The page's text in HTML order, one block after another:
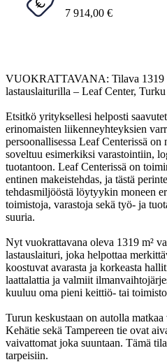
7 914,00 €
VUOKRATTAVANA: Tilava 1319
lastauslaiturilla – Leaf Center, Turku
Etsitkö yrityksellesi helposti
erinomaisten liikenneyhteyksien
persoonallisessa Leaf Centerissä
soveltuu esimerkiksi varastointiin,
tuotantoon. Leaf Centerissä on
entinen makeistehdas, ja tästä
tehdasmiljööstä löytyykin moneen
toimistoja, varastoja sekä työ- ja
suuria.
Nyt vuokrattavana oleva 1319 m²
lastauslaituri, joka helpottaa
koostuvat avarasta ja korkeasta
laattalattia ja valmiit
kuuluu oma pieni keittiö- tai
Turun keskustaan on autolla
Kehätie sekä Tampereen tie ovat
vaivattomat joka suuntaan. Tämä
tarpeisiin.